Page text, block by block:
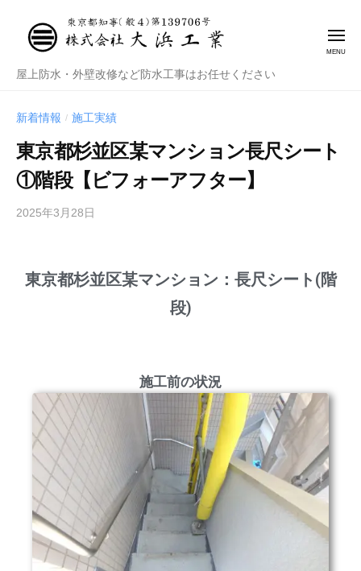
株
会
社
大
浜
工
屋上防水・外壁改修など防水工事はお任せください
新着情報 / 施工実績
東京都杉並区某マンション長尺シート
①階段【ビフォーアフター】
2025年3月28日
理
者
東京都杉並区某マンション：長尺シート(階
段)
施工前の状況
会
大
工
業